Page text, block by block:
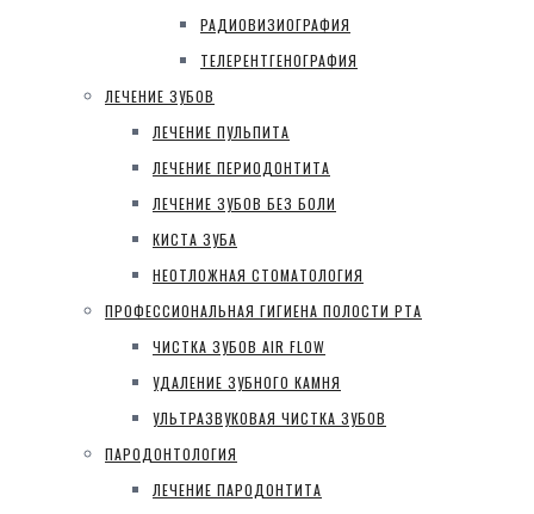
РАДИОВИЗИОГРАФИЯ
ТЕЛЕРЕНТГЕНОГРАФИЯ
ЛЕЧЕНИЕ ЗУБОВ
ЛЕЧЕНИЕ ПУЛЬПИТА
ЛЕЧЕНИЕ ПЕРИОДОНТИТА
ЛЕЧЕНИЕ ЗУБОВ БЕЗ БОЛИ
КИСТА ЗУБА
НЕОТЛОЖНАЯ СТОМАТОЛОГИЯ
ПРОФЕССИОНАЛЬНАЯ ГИГИЕНА ПОЛОСТИ РТА
ЧИСТКА ЗУБОВ AIR FLOW
УДАЛЕНИЕ ЗУБНОГО КАМНЯ
УЛЬТРАЗВУКОВАЯ ЧИСТКА ЗУБОВ
ПАРОДОНТОЛОГИЯ
ЛЕЧЕНИЕ ПАРОДОНТИТА